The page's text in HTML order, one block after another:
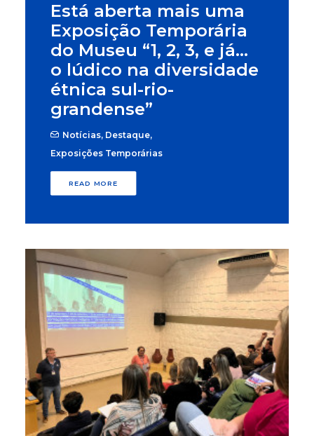
Está aberta mais uma
Exposição Temporária
do Museu “1, 2, 3, e já…
o lúdico na diversidade
étnica sul-rio-
grandense”
Notícias, Destaque,
Exposições Temporárias
READ MORE